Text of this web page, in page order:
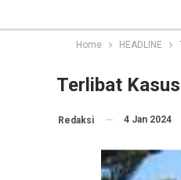
Home HEADLINE
Terlibat
Redaksi 4 Jan 2024